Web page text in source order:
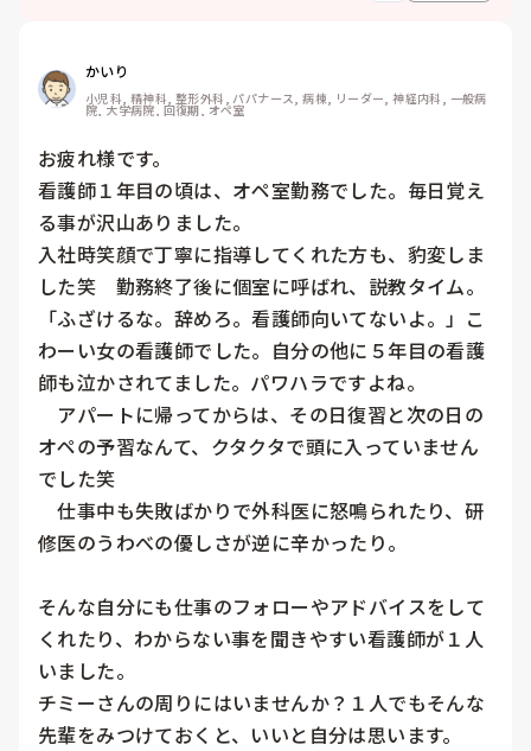
かいり
小児科, 精神科, 整形外科, パパナース, 病棟, リーダー, 神経内科, 一般病
院, 大学病院, 回復期, オペ室
お疲れ様です。
看護師１年目の頃は、オペ室勤務でした。毎日覚え
る事が沢山ありました。
入社時笑顔で丁寧に指導してくれた方も、豹変しま
した笑　勤務終了後に個室に呼ばれ、説教タイム。
「ふざけるな。辞めろ。看護師向いてないよ。」こ
わーい女の看護師でした。自分の他に５年目の看護
師も泣かされてました。パワハラですよね。
アパートに帰ってからは、その日復習と次の日の
オペの予習なんて、クタクタで頭に入っていません
でした笑
仕事中も失敗ばかりで外科医に怒鳴られたり、研
修医のうわべの優しさが逆に辛かったり。
そんな自分にも仕事のフォローやアドバイスをして
くれたり、わからない事を聞きやすい看護師が１人
いました。
チミーさんの周りにはいませんか？１人でもそんな
先輩をみつけておくと、いいと自分は思います。